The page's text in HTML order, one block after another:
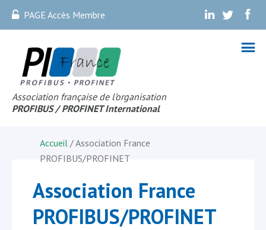
PAGE Accès Membre . . .
Association française de l’organisation
PROFIBUS / PROFINET International
Accueil / Association France
PROFIBUS/PROFINET
Association France
PROFIBUS/PROFINET